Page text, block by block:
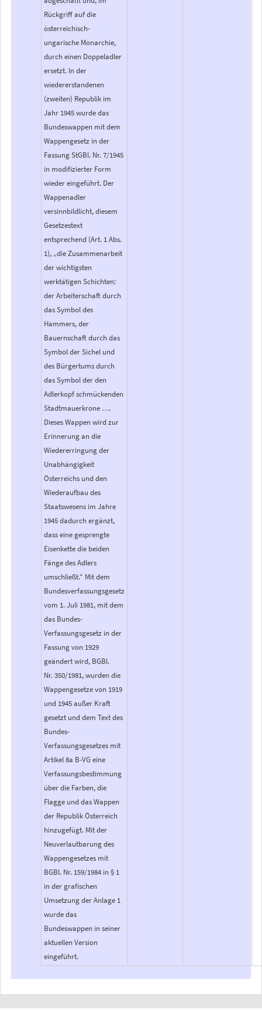
Rückgriff auf die
österreichisch-
ungarische Monarchie,
durch einen Doppeladler
ersetzt. In der
wiedererstandenen
(zweiten) Republik im
Jahr 1945 wurde das
Bundeswappen mit dem
Wappengesetz in der
Fassung StGBl. Nr. 7/1945
in modifizierter Form
wieder eingeführt. Der
Wappenadler
versinnbildlicht, diesem
Gesetzestext
entsprechend (Art. 1 Abs.
1), „die Zusammenarbeit
der wichtigsten
werktätigen Schichten:
der Arbeiterschaft durch
das Symbol des
Hammers, der
Bauernschaft durch das
Symbol der Sichel und
des Bürgertums durch
das Symbol der den
Adlerkopf schmückenden
Stadtmauerkrone ….
Dieses Wappen wird zur
Erinnerung an die
Wiedererringung der
Unabhängigkeit
Österreichs und den
Wiederaufbau des
Staatswesens im Jahre
1945 dadurch ergänzt,
dass eine gesprengte
Eisenkette die beiden
Fänge des Adlers
umschließt.“ Mit dem
Bundesverfassungsgesetz
vom 1. Juli 1981, mit dem
das Bundes-
Verfassungsgesetz in der
Fassung von 1929
geändert wird, BGBl.
Nr. 350/1981, wurden die
Wappengesetze von 1919
und 1945 außer Kraft
gesetzt und dem Text des
Bundes-
Verfassungsgesetzes mit
Artikel 8a B-VG eine
Verfassungsbestimmung
über die Farben, die
Flagge und das Wappen
der Republik Österreich
hinzugefügt. Mit der
Neuverlautbarung des
Wappengesetzes mit
BGBl. Nr. 159/1984 in § 1
in der grafischen
Umsetzung der Anlage 1
wurde das
Bundeswappen in seiner
aktuellen Version
eingeführt.